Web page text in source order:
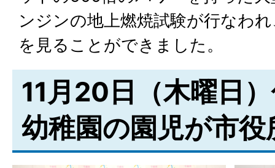
ンジンの地上燃焼試験が行なわ
を見ることができました。
11月20日（木曜日
幼稚園の園児が市役